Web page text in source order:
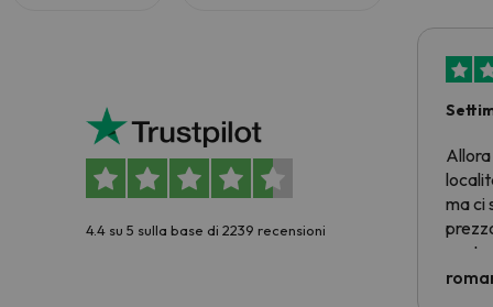
4.4 su 5 sulla base di 2239 recensioni
Allora
ma ci